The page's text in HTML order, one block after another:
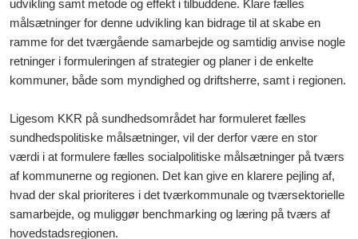
udvikling samt metode og effekt i tilbuddene. Klare fælles
målsætninger for denne udvikling kan bidrage til at skabe en
ramme for det tværgående samarbejde og samtidig anvise nogle
retninger i formuleringen af strategier og planer i de enkelte
kommuner, både som myndighed og driftsherre, samt i regionen.
Ligesom KKR på sundhedsområdet har formuleret fælles
sundhedspolitiske målsætninger, vil der derfor være en stor
værdi i at formulere fælles socialpolitiske målsætninger på tværs
af kommunerne og regionen. Det kan give en klarere pejling af,
hvad der skal prioriteres i det tværkommunale og tværsektorielle
samarbejde, og muliggør benchmarking og læring på tværs af
hovedstadsregionen.